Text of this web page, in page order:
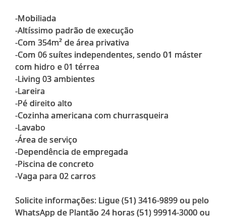
-Mobiliada
-Altíssimo padrão de execução
-Com 354m² de área privativa
-Com 06 suítes independentes, sendo 01 máster
com hidro e 01 térrea
-Living 03 ambientes
-Lareira
-Pé direito alto
-Cozinha americana com churrasqueira
-Lavabo
-Área de serviço
-Dependência de empregada
-Piscina de concreto
-Vaga para 02 carros
Solicite informações: Ligue (51) 3416-9899 ou pelo
WhatsApp de Plantão 24 horas (51) 99914-3000 ou